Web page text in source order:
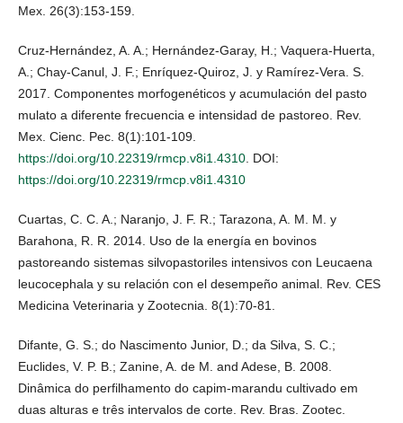
Mex. 26(3):153-159.
Cruz-Hernández, A. A.; Hernández-Garay, H.; Vaquera-Huerta,
A.; Chay-Canul, J. F.; Enríquez-Quiroz, J. y Ramírez-Vera. S.
2017. Componentes morfogenéticos y acumulación del pasto
mulato a diferente frecuencia e intensidad de pastoreo. Rev.
Mex. Cienc. Pec. 8(1):101-109.
https://doi.org/10.22319/rmcp.v8i1.4310 . DOI:
https://doi.org/10.22319/rmcp.v8i1.4310
Cuartas, C. C. A.; Naranjo, J. F. R.; Tarazona, A. M. M. y
Barahona, R. R. 2014. Uso de la energía en bovinos
pastoreando sistemas silvopastoriles intensivos con Leucaena
leucocephala y su relación con el desempeño animal. Rev. CES
Medicina Veterinaria y Zootecnia. 8(1):70-81.
Difante, G. S.; do Nascimento Junior, D.; da Silva, S. C.;
Euclides, V. P. B.; Zanine, A. de M. and Adese, B. 2008.
Dinâmica do perfilhamento do capim-marandu cultivado em
duas alturas e três intervalos de corte. Rev. Bras. Zootec.